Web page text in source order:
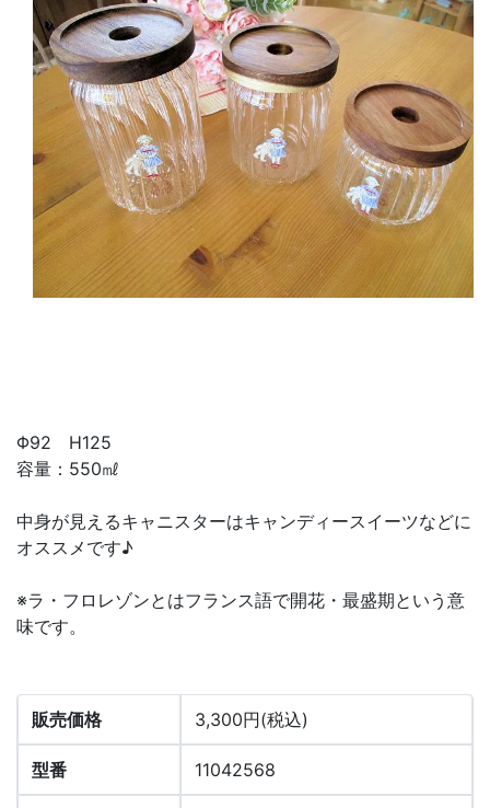
Φ92 H125
容量：550㎖
中身が見えるキャニスターはキャンディースイーツなどに
オススメです♪
※ラ・フロレゾンとはフランス語で開花・最盛期という意
味です。
販売価格 3,300円(税込)
型番 11042568